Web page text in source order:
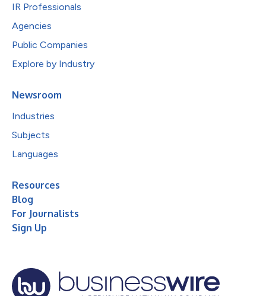
IR Professionals
Agencies
Public Companies
Explore by Industry
Newsroom
Industries
Subjects
Languages
Resources
Blog
For Journalists
Sign Up